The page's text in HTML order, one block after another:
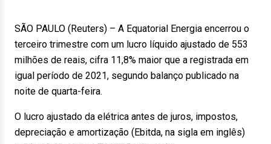
SÃO PAULO (Reuters) – A Equatorial Energia encerrou o
terceiro trimestre com um lucro líquido ajustado de 553
milhões de reais, cifra 11,8% maior que a registrada em
igual período de 2021, segundo balanço publicado na
noite de quarta-feira.
O lucro ajustado da elétrica antes de juros, impostos,
depreciação e amortização (Ebitda, na sigla em inglês)